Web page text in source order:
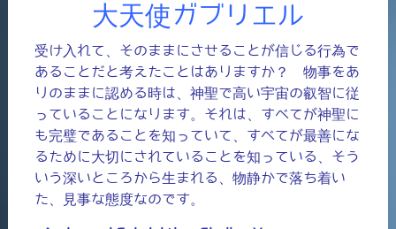
大天使ガブリエル
受け入れて、そのままにさせることが信じる行為で
あることだと考えたことはありますか？ 物事をあ
りのままに認める時は、神聖で高い宇宙の叡智に従
っていることになります。それは、すべてが神聖に
も完璧であることを知っていて、すべてが最善にな
るために大切にされていることを知っている、そう
いう深いところから生まれる、物静かで落ち着い
た、見事な態度なのです。